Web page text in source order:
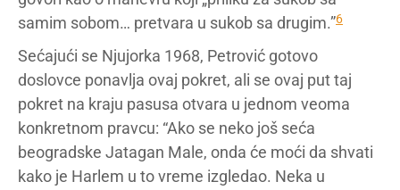
samim sobom… pretvara u sukob sa drugim.”6
Sećajući se Njujorka 1968, Petrović gotovo
doslovce ponavlja ovaj pokret, ali se ovaj put taj
pokret na kraju pasusa otvara u jednom veoma
konkretnom pravcu: “Ako se neko još seća
beogradske Jatagan Male, onda će moći da shvati
kako je Harlem u to vreme izgledao. Neka u